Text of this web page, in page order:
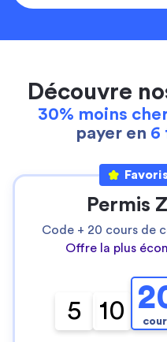
Découvre
30% moins
payer en 6
Permis
Code + 20 cours de
Offre la plus
5 10